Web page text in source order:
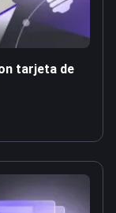
tarjeta de